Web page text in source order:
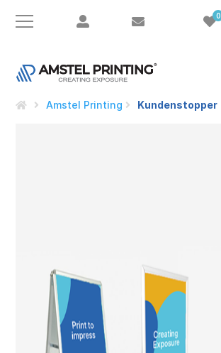
0
Amstel Printing Kundenstopper